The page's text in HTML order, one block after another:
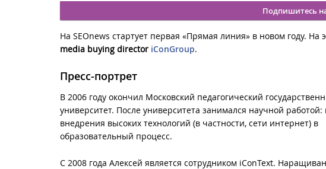
Подпишитесь
На SEOnews стартует первая «Прямая линия» в новом году. На
media buying director iConGroup.
Пресс-портрет
В 2006 году окончил Московский педагогический
университет. После университета занимался научной
внедрения высоких технологий (в частности, сети интернет) в
образовательный процесс.
С 2008 года Алексей является сотрудником iConText.